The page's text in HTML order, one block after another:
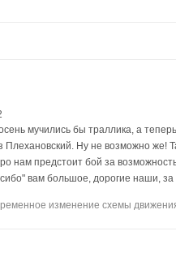
мучились бы траллика, а
Плехановский. Ну не возможно же!
нам предстоит бой за
вам большое, дорогие наши, за
изменение схемы